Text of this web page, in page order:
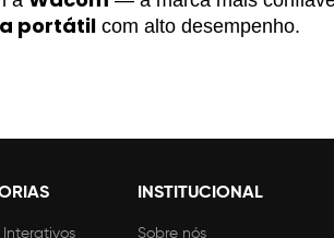
portátil com alto desempenho.
Interativos
INSTITUCIONAL
Sobre nós